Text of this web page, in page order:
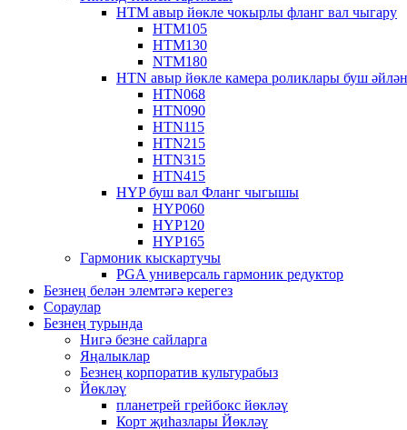
HTM авыр йөкле чокырлы фланг вал чыгару
HTM105
HTM130
NTM180
HTN авыр йөкле камера роликлары буш
HTN068
HTN090
HTN115
HTN215
HTN315
HTN415
HYP буш вал Фланг чыгышы
HYP060
HYP120
HYP165
Гармоник кыскартучы
PGA универсаль гармоник редуктор
Безнең белән элемтәгә керегез
Сораулар
Безнең турында
Нигә безне сайларга
Яңалыклар
Безнең корпоратив культурабыз
Йөкләү
планетрей грейбокс йөкләү
Корт җиһазлары Йөкләү